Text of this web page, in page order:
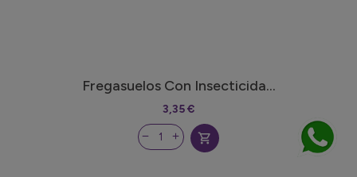
Fregasuelos Con Insecticida...
3,35 €
shopping_cart